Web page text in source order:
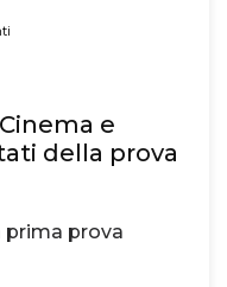
e
della prova
prima prova